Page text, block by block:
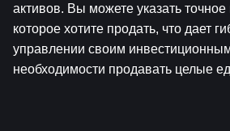
активов. Вы можете указать точное
которое хотите продать, что дает
управлении своим
необходимости продавать целые